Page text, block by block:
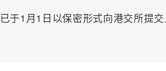
已于1月1日以保密形式向港交所提